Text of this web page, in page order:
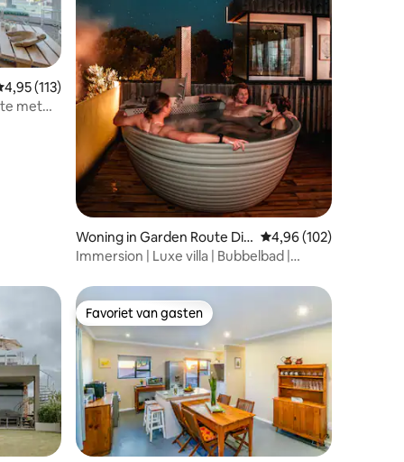
beoordeling van 4,95 uit 5, 113 recensies
4,95 (113)
met
Woning in Garden Route Dis
trict Municipality
Gemiddelde
4,96 (102)
Immersion | Luxe villa | Bubbelbad |
Favoriet van gasten
Favoriet van gasten